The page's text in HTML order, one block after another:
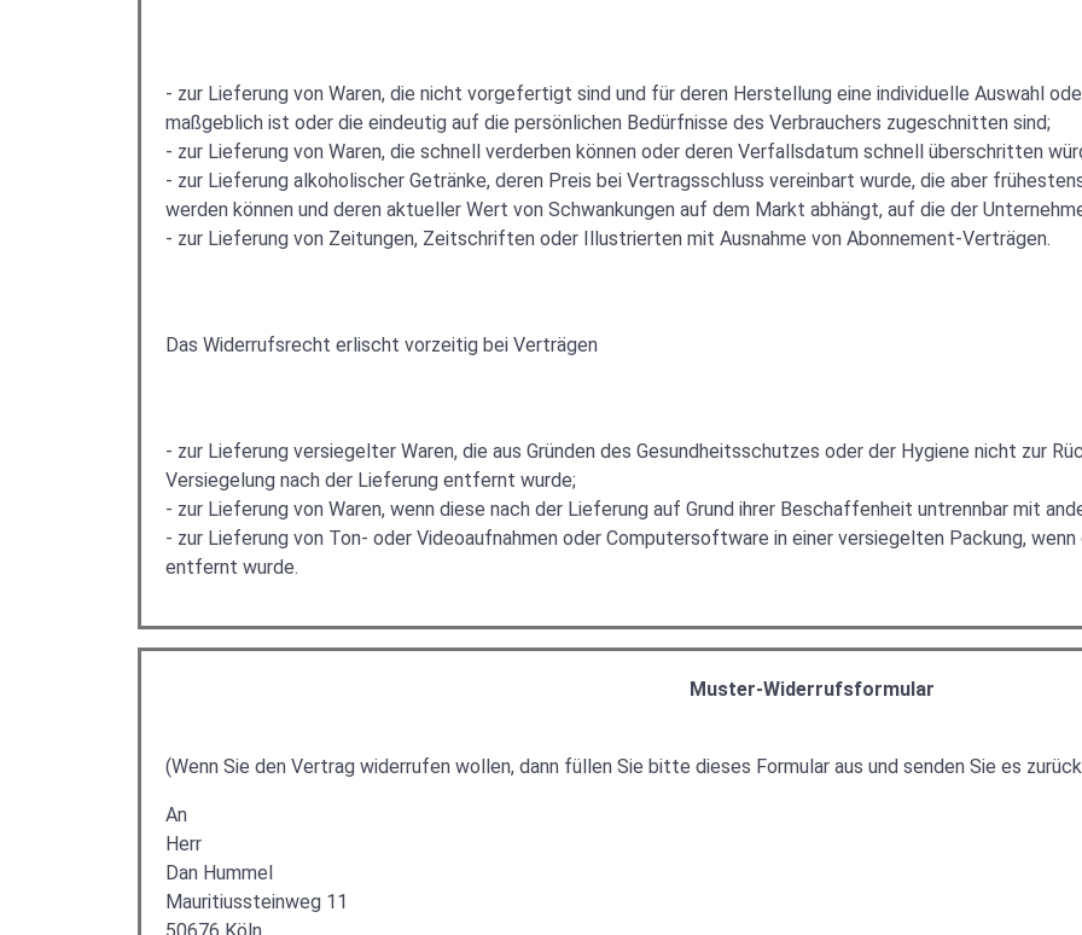
- zur Lieferung von Waren, die nicht vorgefertigt sind und für deren Herstellung eine individuelle Auswahl
maßgeblich ist oder die eindeutig auf die persönlichen Bedürfnisse des Verbrauchers zugeschnitten sind;
- zur Lieferung von Waren, die schnell verderben können oder deren Verfallsdatum schnell überschritten
- zur Lieferung alkoholischer Getränke, deren Preis bei Vertragsschluss vereinbart wurde, die aber
werden können und deren aktueller Wert von Schwankungen auf dem Markt abhängt, auf die der
- zur Lieferung von Zeitungen, Zeitschriften oder Illustrierten mit Ausnahme von Abonnement-Verträgen.
Das Widerrufsrecht erlischt vorzeitig bei Verträgen
- zur Lieferung versiegelter Waren, die aus Gründen des Gesundheitsschutzes oder der Hygiene nicht zur
Versiegelung nach der Lieferung entfernt wurde;
- zur Lieferung von Waren, wenn diese nach der Lieferung auf Grund ihrer Beschaffenheit untrennbar mit
- zur Lieferung von Ton- oder Videoaufnahmen oder Computersoftware in einer versiegelten Packung,
entfernt wurde.
Muster-Widerrufsformular
(Wenn Sie den Vertrag widerrufen wollen, dann füllen Sie bitte dieses Formular aus und senden Sie es
An
Herr
Dan Hummel
Mauritiussteinweg 11